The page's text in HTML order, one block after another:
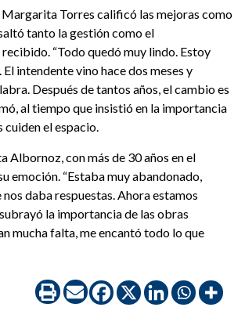
Margarita Torres calificó las mejoras como
tanto la gestión como el
“Todo quedó muy lindo. Estoy
intendente vino hace dos meses y
Después de tantos años, el cambio es
al tiempo que insistió en la importancia
cuiden el espacio.
Albornoz, con más de 30 años en el
emoción. “Estaba muy abandonado,
daba respuestas. Ahora estamos
la importancia de las obras
mucha falta, me encantó todo lo que